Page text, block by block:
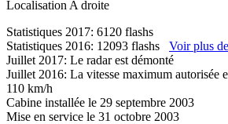
Localisation A droite
Statistiques 2017: 6120 flashs
Statistiques 2016: 12093 flashs Voir plus
Juillet 2017: Le radar est démonté
Juillet 2016: La vitesse maximum autorisée
110 km/h
Cabine installée le 29 septembre 2003
Mise en service le 31 octobre 2003